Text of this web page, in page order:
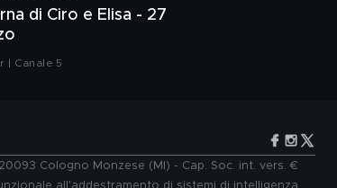
di Ciro e Elisa - 27
| Canale 5
Cologno Monzese (MI) - Cap. Soc. int. vers. €